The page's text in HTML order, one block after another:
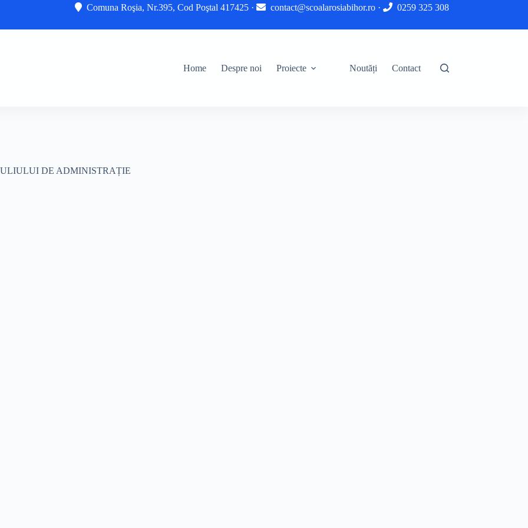
Comuna Roşia, Nr.395, Cod Poştal 417425 · contact@scoalarosiabihor.ro· 0259 325 308
Home Despre noi Proiecte Noutăți Contact
DE ADMINISTRAȚIE